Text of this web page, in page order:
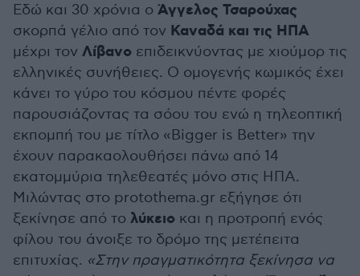
Εδώ και 30 χρόνια ο Άγγελος Τσαρούχας
σκορπά γέλιο από τον Καναδά και τις ΗΠΑ
μέχρι τον Λίβανο επιδεικνύοντας με χιούμορ τις
ελληνικές συνήθειες. Ο ομογενής κωμικός έχει
κάνει το γύρο του κόσμου πέντε φορές
παρουσιάζοντας τα σόου του ενώ η τηλεοπτική
εκπομπή του με τίτλο «Bigger is Better» την
έχουν παρακαολουθήσει πάνω από 14
εκατομμύρια τηλεθεατές μόνο στις ΗΠΑ.
Μιλώντας στο protothema.gr εξήγησε ότι
ξεκίνησε από το λύκειο και η προτροπή ενός
φίλου του άνοιξε το δρόμο της μετέπειτα
επιτυχίας. «Στην πραγματικότητα ξεκίνησα να